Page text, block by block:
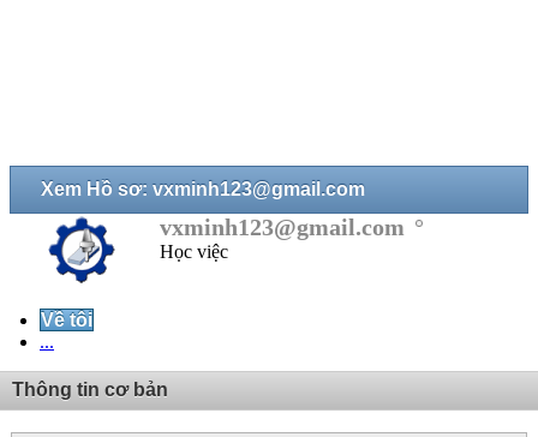
Xem Hồ sơ: vxminh123@gmail.com
vxminh123@gmail.com
Học việc
Về tôi
...
Thông tin cơ bản